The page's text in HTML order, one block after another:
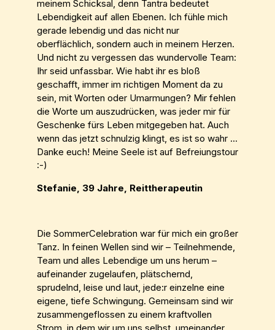
meinem Schicksal, denn Tantra bedeutet
Lebendigkeit auf allen Ebenen. Ich fühle mich
gerade lebendig und das nicht nur
oberflächlich, sondern auch in meinem Herzen.
Und nicht zu vergessen das wundervolle Team:
Ihr seid unfassbar. Wie habt ihr es bloß
geschafft, immer im richtigen Moment da zu
sein, mit Worten oder Umarmungen? Mir fehlen
die Worte um auszudrücken, was jeder mir für
Geschenke fürs Leben mitgegeben hat. Auch
wenn das jetzt schnulzig klingt, es ist so wahr ...
Danke euch! Meine Seele ist auf Befreiungstour
:-)
Stefanie, 39 Jahre, Reittherapeutin
Die SommerCelebration war für mich ein großer
Tanz. In feinen Wellen sind wir – Teilnehmende,
Team und alles Lebendige um uns herum –
aufeinander zugelaufen, plätschernd,
sprudelnd, leise und laut, jede:r einzelne eine
eigene, tiefe Schwingung. Gemeinsam sind wir
zusammengeflossen zu einem kraftvollen